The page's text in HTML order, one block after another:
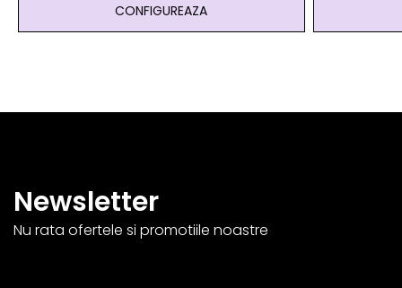
CONFIGUREAZA
Newsletter
Nu rata ofertele si promotiile noastre